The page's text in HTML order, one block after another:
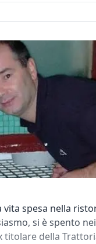
vita spesa nella
si è spento
titolare della